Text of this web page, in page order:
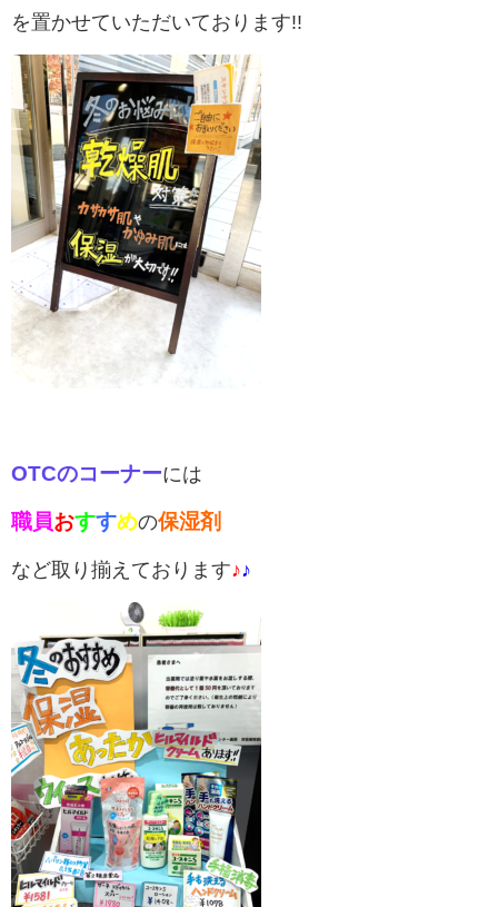
を置かせていただいております!!
OTCのコーナーには
職員おすすめの保湿剤
など取り揃えております♪♪